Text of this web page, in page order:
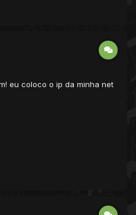
eu coloco o ip da minha net